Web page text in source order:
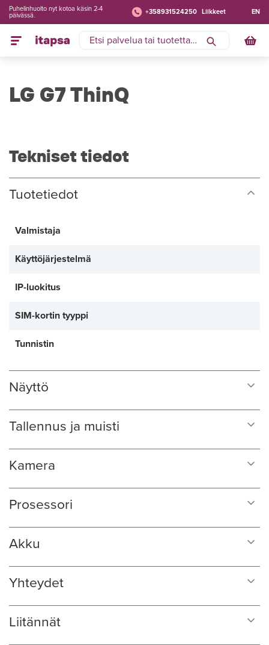
+358931524250 Liikkeet
Puhelinhuolto nyt kotoa käsin 2-4
päivässä.
EN
LG G7 ThinQ
Tekniset tiedot
Tuotetiedot
Valmistaja
Käyttöjärjestelmä
IP-luokitus
SIM-kortin tyyppi
Tunnistin
Näyttö
Tallennus ja muisti
Kamera
Prosessori
Akku
Yhteydet
Liitännät